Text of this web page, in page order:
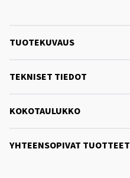
TUOTEKUVAUS
TEKNISET TIEDOT
KOKOTAULUKKO
YHTEENSOPIVAT TUOTTEET